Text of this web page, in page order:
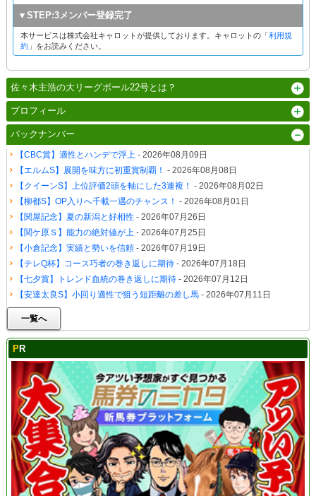
▼STEP:3メンバー登録完了
本サービスは株式会社キャロットが提供しております。キャロットの「利用規
約」をお読みください。
佐々木主浩の大リーグボール22号とは？
プロフィール
バックナンバー
【CBC賞】適性とハンデで浮上 - 2026年08月09日
【エルムS】展開を味方に初重賞制覇！ - 2026年08月08日
【クイーンS】上位評価2頭を軸にした3連複！ - 2026年08月02日
【柳都S】OP入りへ千載一遇のチャンス！ - 2026年08月01日
【関屋記念】夏の新潟と好相性- 2026年07月26日
【関ケ原Ｓ】能力の絶対値が上 - 2026年07月25日
【小倉記念】実績と勢いを信頼- 2026年07月19日
【テレQ杯】コース巧者の巻き返しに期待- 2026年07月18日
【七夕賞】トレンド血統の巻き返しに期待- 2026年07月12日
【安達太良S】小回り適性で狙う短距離の差し馬- 2026年07月11日
一覧へ
PR